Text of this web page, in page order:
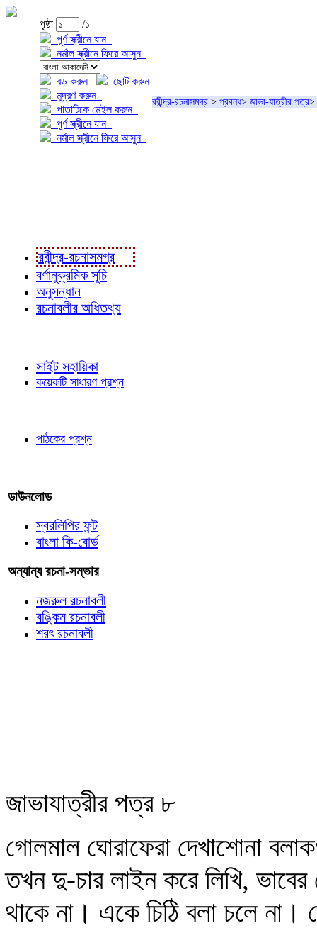
পৃষ্ঠা
/১
পূর্ণ স্ক্রীনে যান
নর্মাল স্ক্রীনে ফিরে আসুন
বড় করুন
ছোট করুন
মুদ্রণ করুন
পাতাটিকে মেইল করুন
পূর্ণ স্ক্রীনে যান
নর্মাল স্ক্রীনে ফিরে আসুন
রবীন্দ্র-রচনাসমগ্র > প্রবন্ধ> জাভা-যাত্রীর পত্র>
রবীন্দ্র-রচনাসমগ্র
বর্ণানুক্রমিক সূচি
অনুসন্ধান
রচনাবলীর অধিতথ্য
সাইট সহায়িকা
কয়েকটি সাধারণ প্রশ্ন
পাঠকের প্রশ্ন
ডাউনলোড
স্বরলিপির ফন্ট
বাংলা কি-বোর্ড
অন্যান্য রচনা-সম্ভার
নজরুল রচনাবলী
বঙ্কিম রচনাবলী
শরৎ রচনাবলী
জাভাযাত্রীর পত্র ৮
গোলমাল ঘোরাফেরা দেখাশোনা
তখন দু-চার লাইন করে লিখি,
থাকে না। একে চিঠি বলা চলে না।